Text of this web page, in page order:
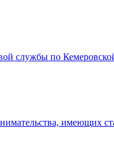
службы по
имеющих